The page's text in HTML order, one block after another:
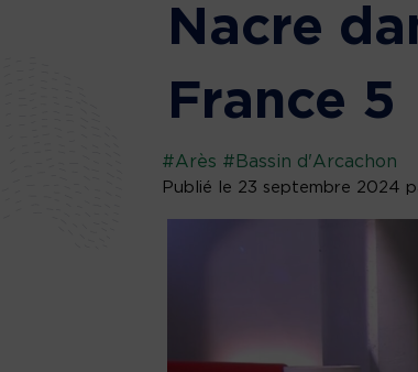
Nacre
France 5
#Arès #Bassin d'Arcachon
Publié le 23 septembre 2024